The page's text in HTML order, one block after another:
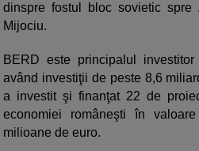
dinspre fostul bloc sovietic spre
Mijociu.
BERD este principalul
având investiţii de peste 8,6
a investit şi finanţat 22 de
economiei româneşti în
milioane de euro.